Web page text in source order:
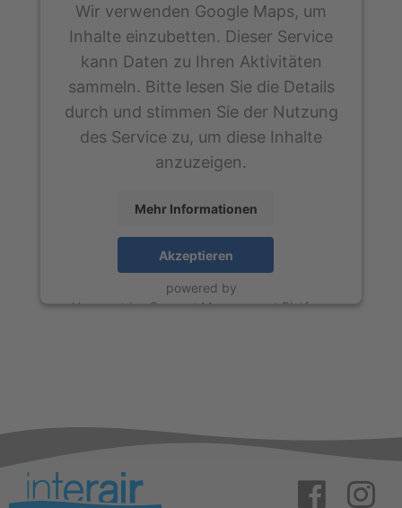
Wir verwenden Google Maps, um
Inhalte einzubetten. Dieser Service
kann Daten zu Ihren Aktivitäten
sammeln. Bitte lesen Sie die Details
durch und stimmen Sie der Nutzung
des Service zu, um diese Inhalte
anzuzeigen.
Mehr Informationen
Akzeptieren
powered by
Usercentrics Consent Management Platform